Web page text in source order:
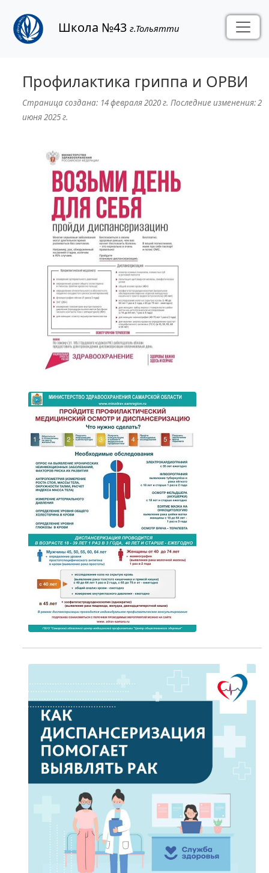
Школа №43 г.Тольятти
Профилактика гриппа и ОРВИ
Страница создана: 14 февраля 2020 г. Последние изменения:2
июня 2025 г.